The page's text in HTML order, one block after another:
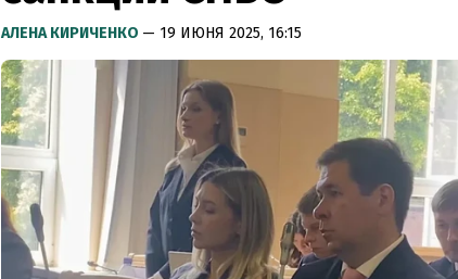
АЛЕНА КИРИЧЕНКО — 19 ИЮНЯ 2025, 16:15